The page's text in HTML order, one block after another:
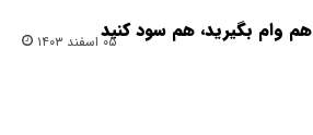
هم وام بگیرید، هم سود کنید
۰۵ اسفند ۱۴۰۳